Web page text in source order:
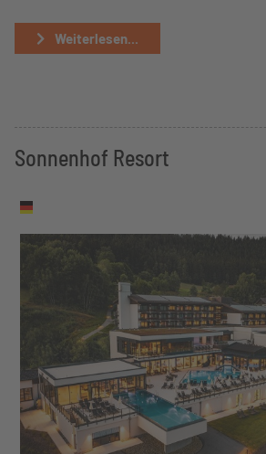
Weiterlesen...
Sonnenhof Resort